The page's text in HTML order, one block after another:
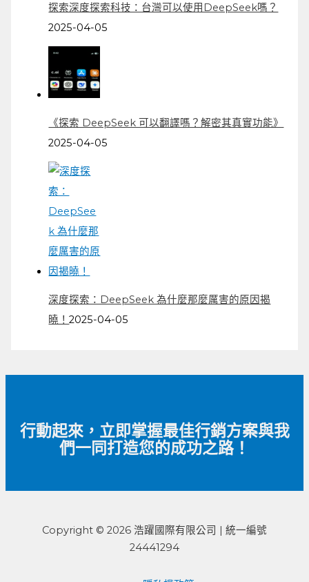
探索深度探索科技：台灣可以使用DeepSeek嗎？
2025-04-05
《探索 DeepSeek 可以翻譯嗎？解密其真實功能》
2025-04-05
深度探索：DeepSeek 為什麼那麼厲害的原因揭
曉！2025-04-05
行動起來，立即掌握最佳行銷方案與我
們一同打造您的成功之路！
Copyright © 2026 浩躍國際有限公司 | 統一編號
24441294